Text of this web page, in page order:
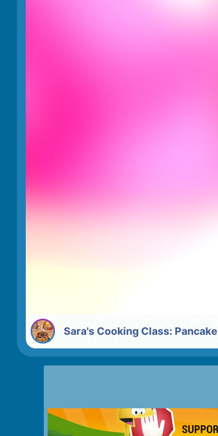
Sara's Cooking Class: